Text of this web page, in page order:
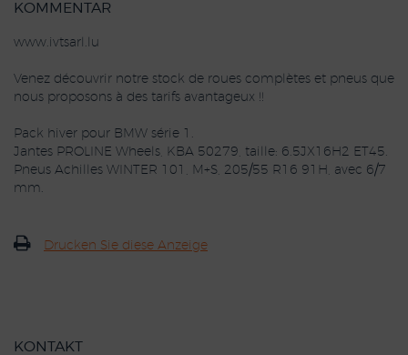
KOMMENTAR
www.ivtsarl.lu
Venez découvrir notre stock de roues complètes et pneus que
nous proposons à des tarifs avantageux !!
Pack hiver pour BMW série 1.
Jantes PROLINE Wheels, KBA 50279, taille: 6.5JX16H2 ET45.
Pneus Achilles WINTER 101, M+S, 205/55 R16 91H, avec 6/7
mm.
Drucken Sie diese Anzeige
KONTAKT